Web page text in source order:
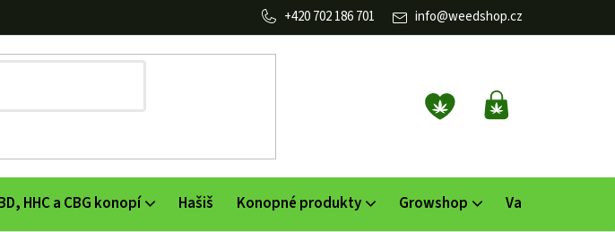
info@weedshop.cz
702 186 701
NÁKUPNÍ
KOŠÍK
HHC a CBG konopí Hašiš Konopné produkty Growshop Vaporizéry